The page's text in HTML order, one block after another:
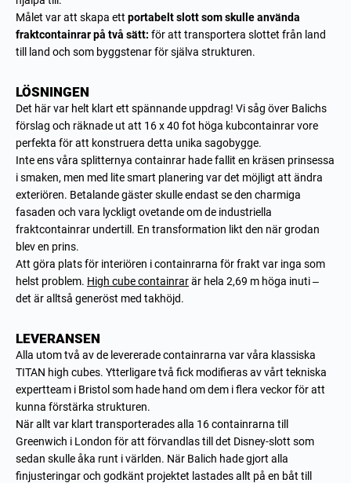
Målet var att skapa ett portabelt slott som skulle använda
fraktcontainrar på två sätt: för att transportera slottet från land
till land och som byggstenar för själva strukturen.
LÖSNINGEN
Det här var helt klart ett spännande uppdrag! Vi såg över Balichs
förslag och räknade ut att 16 x 40 fot höga kubcontainrar vore
perfekta för att konstruera detta unika sagobygge.
Inte ens våra splitternya containrar hade fallit en kräsen prinsessa
i smaken, men med lite smart planering var det möjligt att ändra
exteriören. Betalande gäster skulle endast se den charmiga
fasaden och vara lyckligt ovetande om de industriella
fraktcontainrar undertill. En transformation likt den när grodan
blev en prins.
Att göra plats för interiören i containrarna för frakt var inga som
helst problem. High cube containrarär hela 2,69 m höga inuti –
det är alltså generöst med takhöjd.
LEVERANSEN
Alla utom två av de levererade containrarna var våra klassiska
TITAN high cubes. Ytterligare två fick modifieras av vårt tekniska
expertteam i Bristol som hade hand om dem i flera veckor för att
kunna förstärka strukturen.
När allt var klart transporterades alla 16 containrarna till
Greenwich i London för att förvandlas till det Disney-slott som
sedan skulle åka runt i världen. När Balich hade gjort alla
finjusteringar och godkänt projektet lastades allt på en båt till